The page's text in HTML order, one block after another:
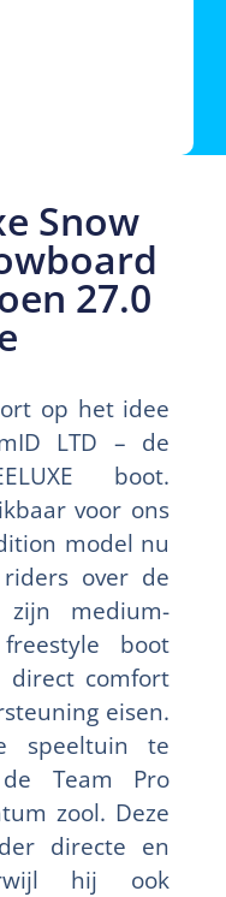
Snow
27.0
op het idee
LTD – de
boot.
voor ons
model nu
over de
medium-
boot
comfort
eisen.
speeltuin te
Team Pro
zool. Deze
directe en
hij ook